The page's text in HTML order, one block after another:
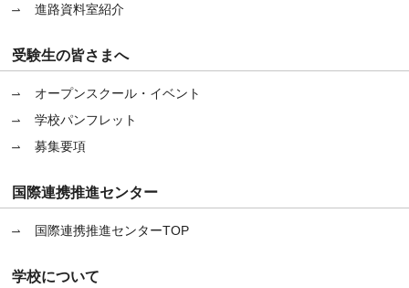
進路資料室紹介
受験生の皆さまへ
オープンスクール・イベント
学校パンフレット
募集要項
国際連携推進センター
国際連携推進センターTOP
学校について